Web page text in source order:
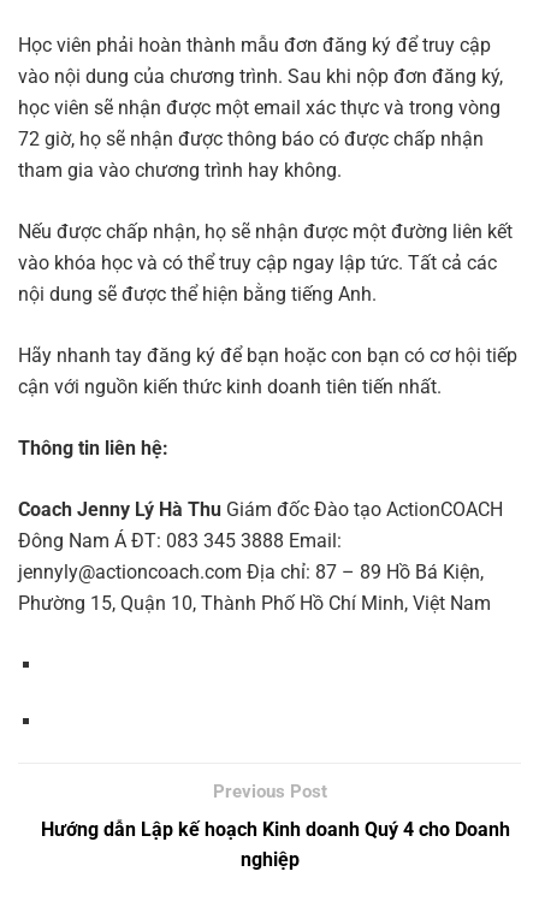
Học viên phải hoàn thành mẫu đơn đăng ký để truy cập
vào nội dung của chương trình. Sau khi nộp đơn đăng ký,
học viên sẽ nhận được một email xác thực và trong vòng
72 giờ, họ sẽ nhận được thông báo có được chấp nhận
tham gia vào chương trình hay không.
Nếu được chấp nhận, họ sẽ nhận được một đường liên kết
vào khóa học và có thể truy cập ngay lập tức. Tất cả các
nội dung sẽ được thể hiện bằng tiếng Anh.
Hãy nhanh tay đăng ký để bạn hoặc con bạn có cơ hội tiếp
cận với nguồn kiến thức kinh doanh tiên tiến nhất.
Thông tin liên hệ:
Coach Jenny Lý Hà Thu Giám đốc Đào tạo ActionCOACH
Đông Nam Á ĐT: 083 345 3888 Email:
jennyly@actioncoach.com Địa chỉ: 87 – 89 Hồ Bá Kiện,
Phường 15, Quận 10, Thành Phố Hồ Chí Minh, Việt Nam
Hướng dẫn Lập kế hoạch Kinh doanh Quý 4 cho Doanh
nghiệp